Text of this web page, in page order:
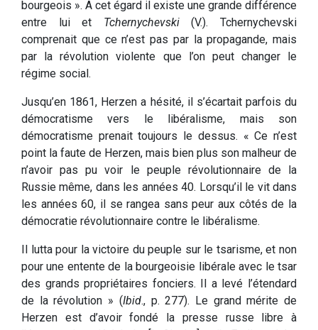
bourgeois ». A cet égard il existe une grande différence
entre lui et Tchernychevski(V.). Tchernychevski
comprenait que ce n’est pas par la propagande, mais
par la révolution violente que l’on peut changer le
régime social.
Jusqu’en 1861, Herzen a hésité, il s’écartait parfois du
démocratisme vers le libéralisme, mais son
démocratisme prenait toujours le dessus. « Ce n’est
point la faute de Herzen, mais bien plus son malheur de
n’avoir pas pu voir le peuple révolutionnaire de la
Russie même, dans les années 40. Lorsqu’il le vit dans
les années 60, il se rangea sans peur aux côtés de la
démocratie révolutionnaire contre le libéralisme.
Il lutta pour la victoire du peuple sur le tsarisme, et non
pour une entente de la bourgeoisie libérale avec le tsar
des grands propriétaires fonciers. Il a levé l’étendard
de la révolution » (Ibid., p. 277). Le grand mérite de
Herzen est d’avoir fondé la presse russe libre à